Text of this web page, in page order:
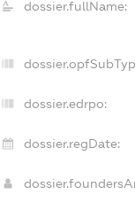
dossier.fullName:
dossier.edrpo:
dossier.regDate: